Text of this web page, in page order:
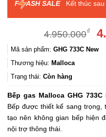
F ASH SALE Kết thúc sau
4.950.000₫
là:
Mã sản phẩm: GHG 733C New
Thương hiệu: Malloca
Trạng thái: Còn hàng
Bếp gas Malloca GHG 733C
Bếp được thiết kế sang
tạo nên không gian bếp hiện
nội trợ thông thái.